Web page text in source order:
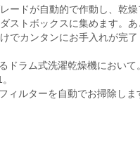
ードが自動的で作動し、乾燥
ストボックスに集めます。
でカンタンにお手入れが完了
ドラム式洗濯乾燥機において
ィルターを自動でお掃除しま